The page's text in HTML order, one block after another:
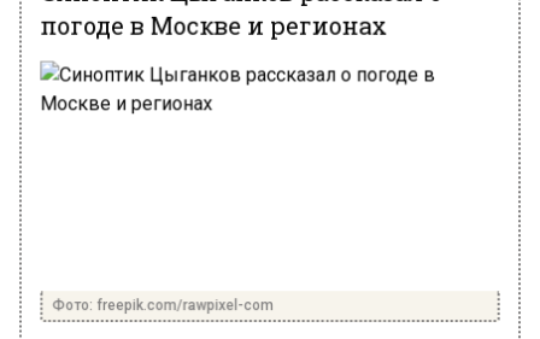
погоде в Москве и регионах
Фото: freepik.com/rawpixel-com